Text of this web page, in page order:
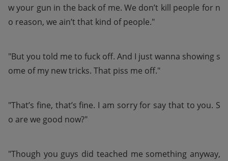
w your gun in the back of me. We don’t kill people for n
o reason, we ain’t that kind of people."
"But you told me to fuck off. And I just wanna showing s
ome of my new tricks. That piss me off."
"That’s fine, that’s fine. I am sorry for say that to you. S
o are we good now?"
"Though you guys did teached me something anyway,